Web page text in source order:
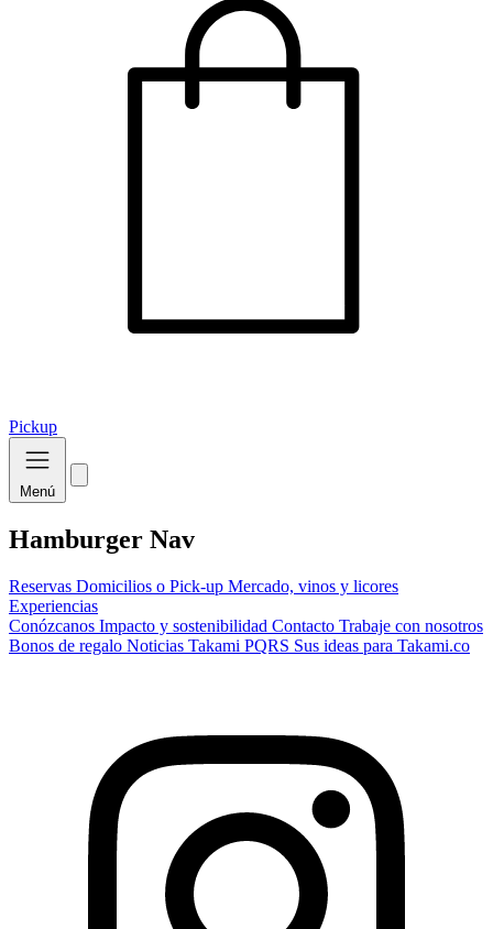
Pickup
Menú
Hamburger Nav
Reservas Domicilios o Pick-up Mercado, vinos y licores
Experiencias
Conózcanos Impacto y sostenibilidad Contacto Trabaje con nosotros
Bonos de regalo Noticias Takami PQRS Sus ideas para Takami.co